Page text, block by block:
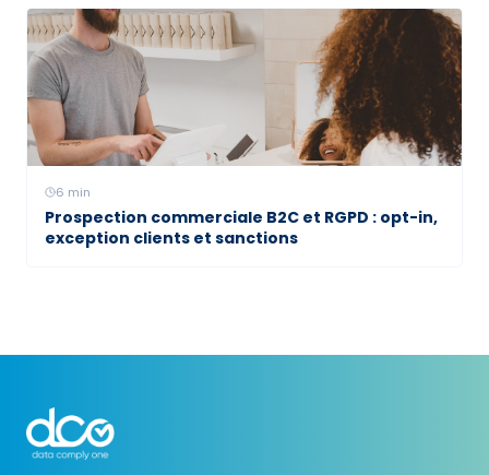
6 min
Prospection commerciale B2C et RGPD : opt-in,
exception clients et sanctions